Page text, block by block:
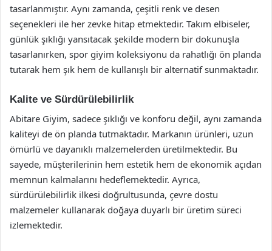
tasarlanmıştır. Aynı zamanda, çeşitli renk ve desen
seçenekleri ile her zevke hitap etmektedir. Takım elbiseler,
günlük şıklığı yansıtacak şekilde modern bir dokunuşla
tasarlanırken, spor giyim koleksiyonu da rahatlığı ön planda
tutarak hem şık hem de kullanışlı bir alternatif sunmaktadır.
Kalite ve Sürdürülebilirlik
Abitare Giyim, sadece şıklığı ve konforu değil, aynı zamanda
kaliteyi de ön planda tutmaktadır. Markanın ürünleri, uzun
ömürlü ve dayanıklı malzemelerden üretilmektedir. Bu
sayede, müşterilerinin hem estetik hem de ekonomik açıdan
memnun kalmalarını hedeflemektedir. Ayrıca,
sürdürülebilirlik ilkesi doğrultusunda, çevre dostu
malzemeler kullanarak doğaya duyarlı bir üretim süreci
izlemektedir.